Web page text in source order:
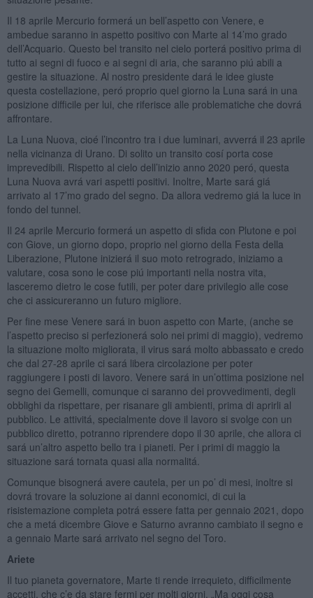
Il 18 aprile Mercurio formerá un bell’aspetto con Venere, e
ambedue saranno in aspetto positivo con Marte al 14’mo grado
dell’Acquario. Questo bel transito nel cielo porterá positivo prima di
tutto ai segni di fuoco e ai segni di aria, che saranno piú abili a
gestire la situazione. Al nostro presidente dará le idee giuste
questa costellazione, peró proprio quel giorno la Luna sará in una
posizione difficile per lui, che riferisce alle problematiche che dovrá
affrontare.
La Luna Nuova, cioé l’incontro tra i due luminari, avverrá il 23 aprile
nella vicinanza di Urano. Di solito un transito cosí porta cose
imprevedibili. Rispetto al cielo dell’inizio anno 2020 peró, questa
Luna Nuova avrá vari aspetti positivi. Inoltre, Marte sará giá
arrivato al 17’mo grado del segno. Da allora vedremo giá la luce in
fondo del tunnel.
Il 24 aprile Mercurio formerá un aspetto di sfida con Plutone e poi
con Giove, un giorno dopo, proprio nel giorno della Festa della
Liberazione, Plutone inizierá il suo moto retrogrado, iniziamo a
valutare, cosa sono le cose piú importanti nella nostra vita,
lasceremo dietro le cose futili, per poter dare privilegio alle cose
che ci assicureranno un futuro migliore.
Per fine mese Venere sará in buon aspetto con Marte, (anche se
l’aspetto preciso si perfezionerá solo nei primi di maggio), vedremo
la situazione molto migliorata, il virus sará molto abbassato e credo
che dal 27-28 aprile ci sará libera circolazione per poter
raggiungere i posti di lavoro. Venere sará in un’ottima posizione nel
segno dei Gemelli, comunque ci saranno dei provvedimenti, degli
obblighi da rispettare, per risanare gli ambienti, prima di aprirli al
pubblico. Le attivitá, specialmente dove il lavoro si svolge con un
pubblico diretto, potranno riprendere dopo il 30 aprile, che allora ci
sará un’altro aspetto bello tra i pianeti. Per i primi di maggio la
situazione sará tornata quasi alla normalitá.
Comunque bisognerá avere cautela, per un po’ di mesi, inoltre si
dovrá trovare la soluzione ai danni economici, di cui la
risistemazione completa potrá essere fatta per gennaio 2021, dopo
che a metá dicembre Giove e Saturno avranno cambiato il segno e
a gennaio Marte sará arrivato nel segno del Toro.
Ariete
Il tuo pianeta governatore, Marte ti rende irrequieto, difficilmente
accetti, che c’e da stare fermi per molti giorni. „Ma oggi cosa